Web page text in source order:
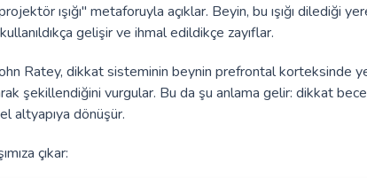
ışığı" metaforuyla açıklar. Beyin, bu ışığı dilediği
gelişir ve ihmal edildikçe zayıflar.
Ratey, dikkat sisteminin beynin prefrontal korteksinde
şekillendiğini vurgular. Bu da şu anlama gelir: dikkat
altyapıya dönüşür.
çıkar: